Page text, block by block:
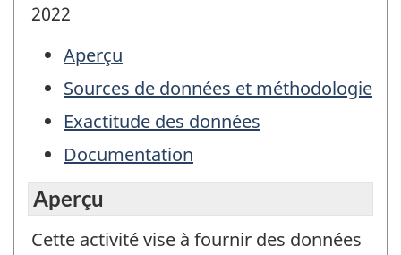
2022
Aperçu
Sources de données et méthodologie
Exactitude des données
Documentation
Aperçu
Cette activité vise à fournir des données